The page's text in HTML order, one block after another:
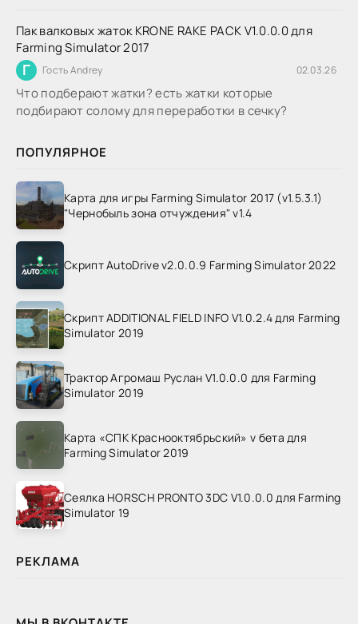
Пак валковых жаток KRONE RAKE PACK V1.0.0.0 для
Farming Simulator 2017
Г Гость Andrey 02.03.26
Что подберают жатки? есть жатки которые
подбирают солому для переработки в сечку?
ПОПУЛЯРНОЕ
Карта для игры Farming Simulator 2017 (v1.5.3.1)
"Чернобыль зона отчуждения" v1.4
Скрипт AutoDrive v2.0.0.9 Farming Simulator 2022
Скрипт ADDITIONAL FIELD INFO V1.0.2.4 для Farming
Simulator 2019
Трактор Агромаш Руслан V1.0.0.0 для Farming
Simulator 2019
Карта «СПК Краснооктябрьский» v бета для
Farming Simulator 2019
Сеялка HORSCH PRONTO 3DC V1.0.0.0 для Farming
Simulator 19
РЕКЛАМА